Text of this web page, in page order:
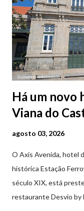
Há um novo
Viana do
agosto 03, 2026
O Axis Avenida, hotel
histórica Estação
século XIX, está
restaurante Desvio by